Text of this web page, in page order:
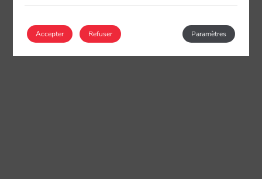
Accepter Paramètres
Refuser